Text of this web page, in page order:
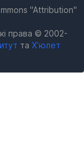
"Attribution"
права © 2002-
та Х’юлет